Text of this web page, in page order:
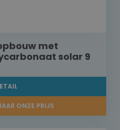
met
solar 9
ONZE PRIJS